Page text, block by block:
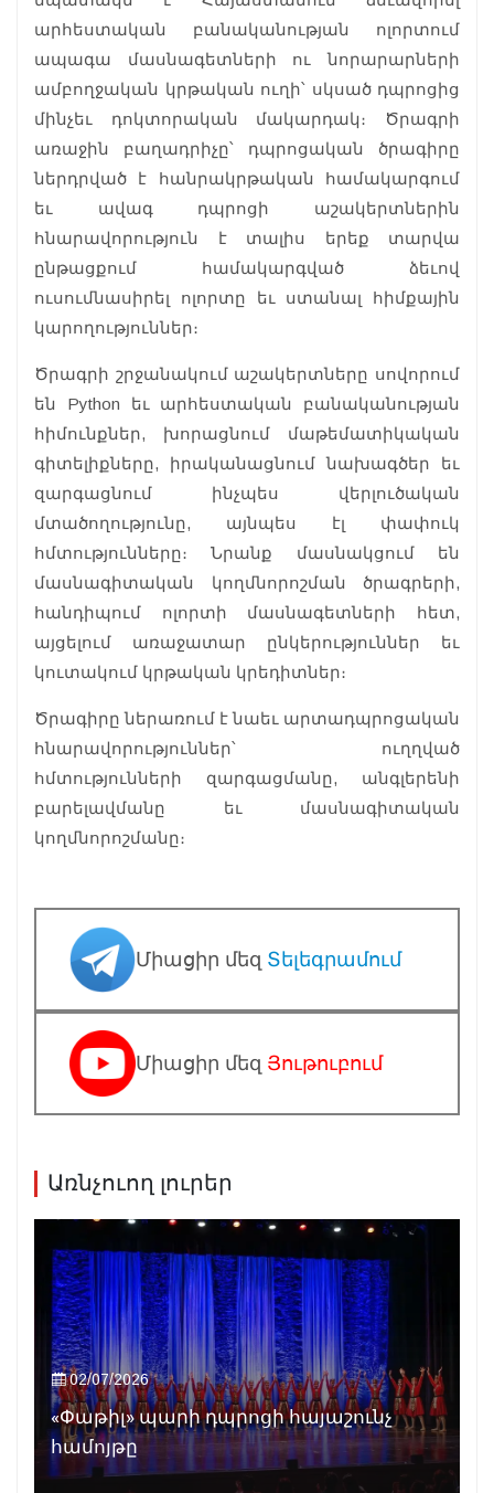
արհեստական բանականության ոլորտում
ապագա մասնագետների ու նորարարների
ամբողջական կրթական ուղի՝ սկսած դպրոցից
մինչեւ դոկտորական մակարդակ։ Ծրագրի
առաջին բաղադրիչը՝ դպրոցական ծրագիրը
ներդրված է հանրակրթական համակարգում
եւ ավագ դպրոցի աշակերտներին
հնարավորություն է տալիս երեք տարվա
ընթացքում համակարգված ձեւով
ուսումնասիրել ոլորտը եւ ստանալ հիմքային
կարողություններ։
Ծրագրի շրջանակում աշակերտները սովորում
են Python եւ արհեստական բանականության
հիմունքներ, խորացնում մաթեմատիկական
գիտելիքները, իրականացնում նախագծեր եւ
զարգացնում ինչպես վերլուծական
մտածողությունը, այնպես էլ փափուկ
հմտությունները։ Նրանք մասնակցում են
մասնագիտական կողմնորոշման ծրագրերի,
հանդիպում ոլորտի մասնագետների հետ,
այցելում առաջատար ընկերություններ եւ
կուտակում կրթական կրեդիտներ։
Ծրագիրը ներառում է նաեւ արտադպրոցական
հնարավորություններ՝ ուղղված
հմտությունների զարգացմանը, անգլերենի
բարելավմանը եւ մասնագիտական
կողմնորոշմանը։
Միացիր մեզ Տելեգրամում
Միացիր մեզ Յութուբում
Առնչուող լուրեր
02/07/2026
«Փաթիլ» պարի դպրոցի հայաշունչ
համոյթը